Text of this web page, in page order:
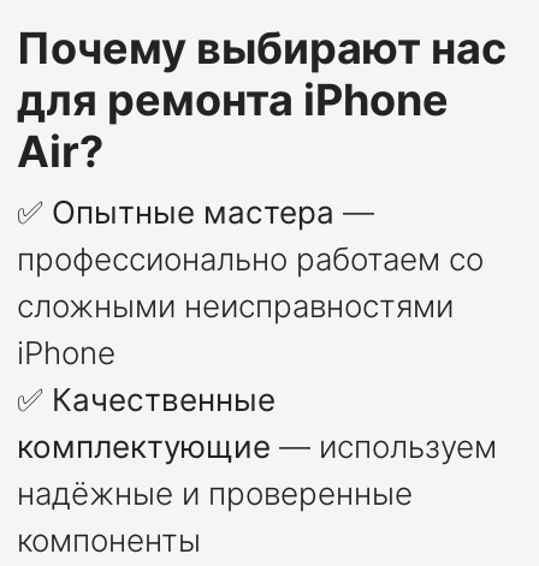
Почему выбирают нас
для ремонта iPhone
Air?
✅ Опытные мастера —
профессионально работаем со
сложными неисправностями
iPhone
✅ Качественные
комплектующие — используем
надёжные и проверенные
компоненты